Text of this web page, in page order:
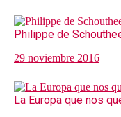
Philippe de
29 noviembre 2016
La Europa que nos